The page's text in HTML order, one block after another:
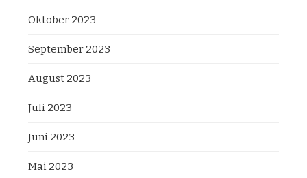
Oktober 2023
September 2023
August 2023
Juli 2023
Juni 2023
Mai 2023